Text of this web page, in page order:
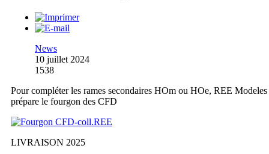
News
10 juillet 2024
1538
Pour compléter les rames secondaires HOm ou HOe, REE Modeles
prépare le fourgon des CFD
LIVRAISON 2025